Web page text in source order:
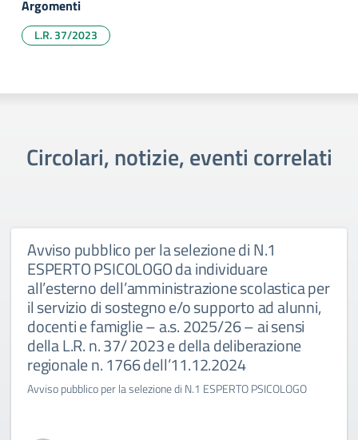
Argomenti
L.R. 37/2023
Circolari, notizie, eventi correlati
Avviso pubblico per la selezione di N.1
ESPERTO PSICOLOGO da individuare
all’esterno dell’amministrazione scolastica per
il servizio di sostegno e/o supporto ad alunni,
docenti e famiglie – a.s. 2025/26 – ai sensi
della L.R. n. 37/ 2023 e della deliberazione
regionale n. 1766 dell’11.12.2024
Avviso pubblico per la selezione di N.1 ESPERTO PSICOLOGO